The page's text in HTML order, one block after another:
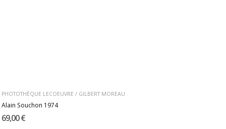
PHOTOTHÈQUE LECOEUVRE / GILBERT MOREAU
Alain Souchon 1974
69,00 €